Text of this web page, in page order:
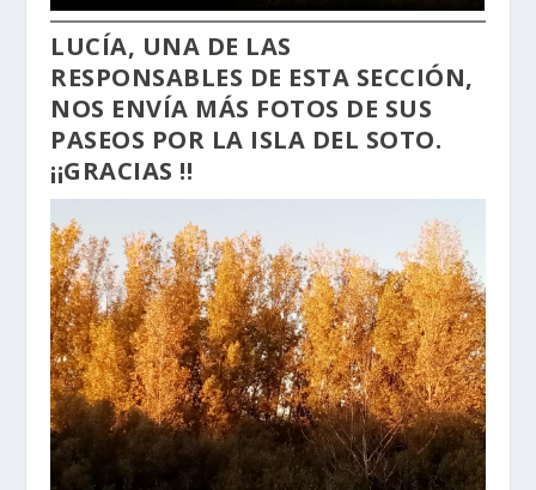
LUCÍA, UNA DE LAS
RESPONSABLES DE ESTA SECCIÓN,
NOS ENVÍA MÁS FOTOS DE SUS
PASEOS POR LA ISLA DEL SOTO.
¡¡GRACIAS !!